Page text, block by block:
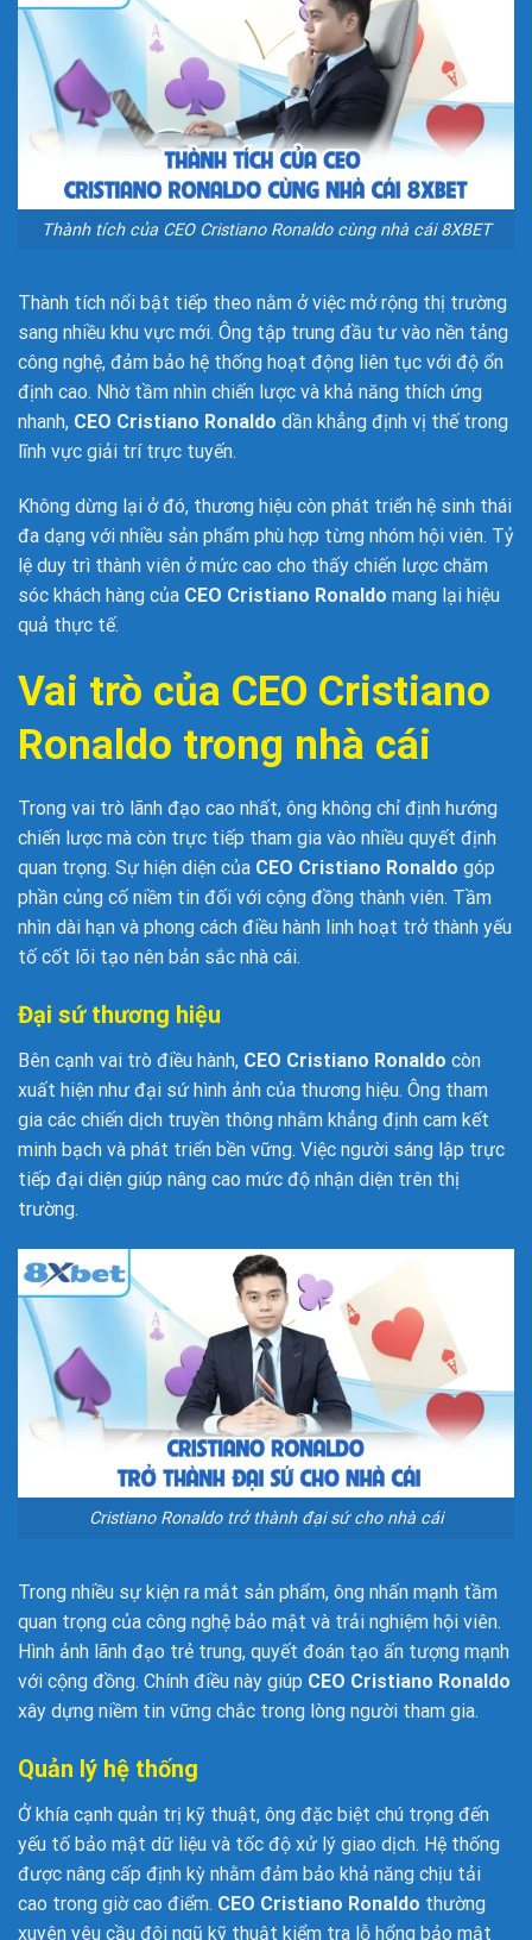
Thành tích của CEO Cristiano Ronaldo cùng nhà cái 8XBET
Thành tích nổi bật tiếp theo nằm ở việc mở rộng thị trường
sang nhiều khu vực mới. Ông tập trung đầu tư vào nền tảng
công nghệ, đảm bảo hệ thống hoạt động liên tục với độ ổn
định cao. Nhờ tầm nhìn chiến lược và khả năng thích ứng
nhanh, CEO Cristiano Ronaldo dần khẳng định vị thế trong
lĩnh vực giải trí trực tuyến.
Không dừng lại ở đó, thương hiệu còn phát triển hệ sinh thái
đa dạng với nhiều sản phẩm phù hợp từng nhóm hội viên. Tỷ
lệ duy trì thành viên ở mức cao cho thấy chiến lược chăm
sóc khách hàng của CEO Cristiano Ronaldo mang lại hiệu
quả thực tế.
Vai trò của CEO Cristiano
Ronaldo trong nhà cái
Trong vai trò lãnh đạo cao nhất, ông không chỉ định hướng
chiến lược mà còn trực tiếp tham gia vào nhiều quyết định
quan trọng. Sự hiện diện của CEO Cristiano Ronaldo góp
phần củng cố niềm tin đối với cộng đồng thành viên. Tầm
nhìn dài hạn và phong cách điều hành linh hoạt trở thành yếu
tố cốt lõi tạo nên bản sắc nhà cái.
Đại sứ thương hiệu
Bên cạnh vai trò điều hành, CEO Cristiano Ronaldo còn
xuất hiện như đại sứ hình ảnh của thương hiệu. Ông tham
gia các chiến dịch truyền thông nhằm khẳng định cam kết
minh bạch và phát triển bền vững. Việc người sáng lập trực
tiếp đại diện giúp nâng cao mức độ nhận diện trên thị
trường.
Cristiano Ronaldo trở thành đại sứ cho nhà cái
Trong nhiều sự kiện ra mắt sản phẩm, ông nhấn mạnh tầm
quan trọng của công nghệ bảo mật và trải nghiệm hội viên.
Hình ảnh lãnh đạo trẻ trung, quyết đoán tạo ấn tượng mạnh
với cộng đồng. Chính điều này giúp CEO Cristiano Ronaldo
xây dựng niềm tin vững chắc trong lòng người tham gia.
Quản lý hệ thống
Ở khía cạnh quản trị kỹ thuật, ông đặc biệt chú trọng đến
yếu tố bảo mật dữ liệu và tốc độ xử lý giao dịch. Hệ thống
được nâng cấp định kỳ nhằm đảm bảo khả năng chịu tải
cao trong giờ cao điểm. CEO Cristiano Ronaldo thường
xuyên yêu cầu đội ngũ kỹ thuật kiểm tra lỗ hổng bảo mật